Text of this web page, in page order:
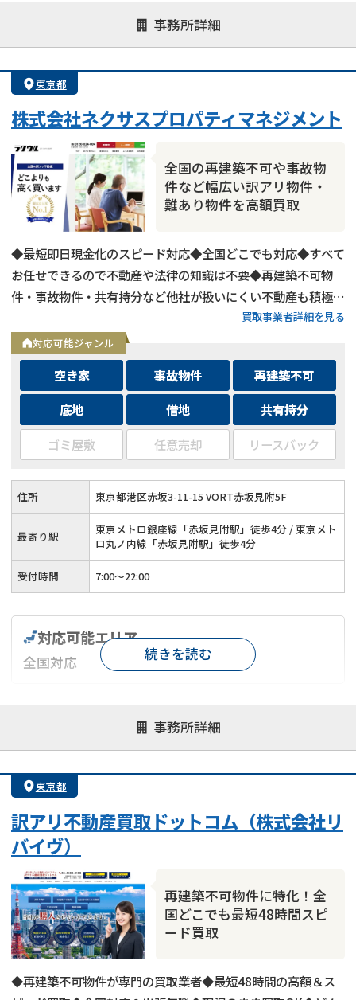
事務所詳細
対応が親身 オンライン面談可能
レスポンスが早い
1億円以上の買取可
東京都
株式会社ネクサスプロパティマネジメント
全国の再建築不可や事故物
件など幅広い訳アリ物件・
難あり物件を高額買取
◆最短即日現金化のスピード対応◆全国どこでも対応◆すべて
お任せできるので不動産や法律の知識は不要◆再建築不可物
件・事故物件・共有持分など他社が扱いにくい不動産も積極買
取◆残置物・ゴミ屋敷・シロアリ被害がある物件もそのままで
買取
買取事業者詳細を見る
対応可能ジャンル
空き家 事故物件
再建築不可
底地
借地
共有持分
ゴミ屋敷
任意売却 リースバック
住所 東京都港区赤坂3-11-15 VORT赤坂見附5F
最寄り駅
東京メトロ銀座線「赤坂見附駅」徒歩4分 / 東京メト
ロ丸ノ内線「赤坂見附駅」徒歩4分
受付時間 7:00〜22:00
事務所詳細
対応可能エリア
全国対応
対応が親身 オンライン面談可能
レスポンスが早い
1億円以上の買取可
続きを読む
東京都
訳アリ不動産買取ドットコム（株式会社リ
バイヴ）
再建築不可物件に特化！全
国どこでも最短48時間スピ
ード買取
◆再建築不可物件が専門の買取業者◆最短48時間の高額＆ス